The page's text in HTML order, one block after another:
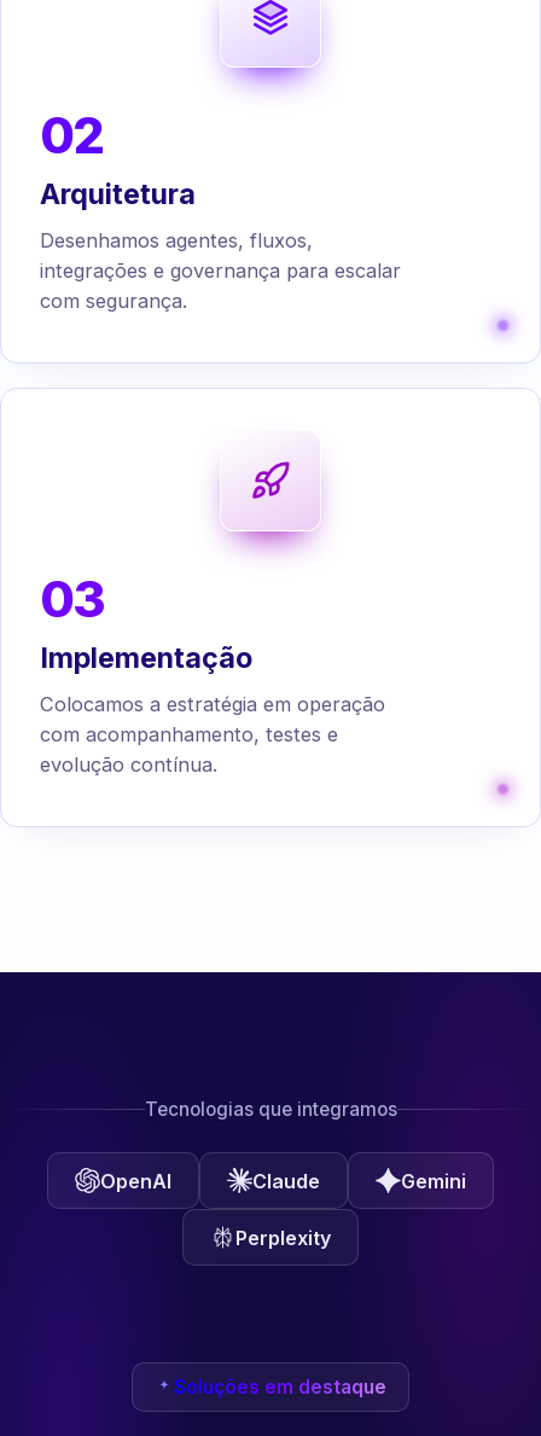
02
Arquitetura
Desenhamos agentes, fluxos,
integrações e governança para escalar
com segurança.
03
Implementação
Colocamos a estratégia em operação
com acompanhamento, testes e
evolução contínua.
Tecnologias que integramos
OpenAI Claude Gemini
Perplexity
Soluções em destaque